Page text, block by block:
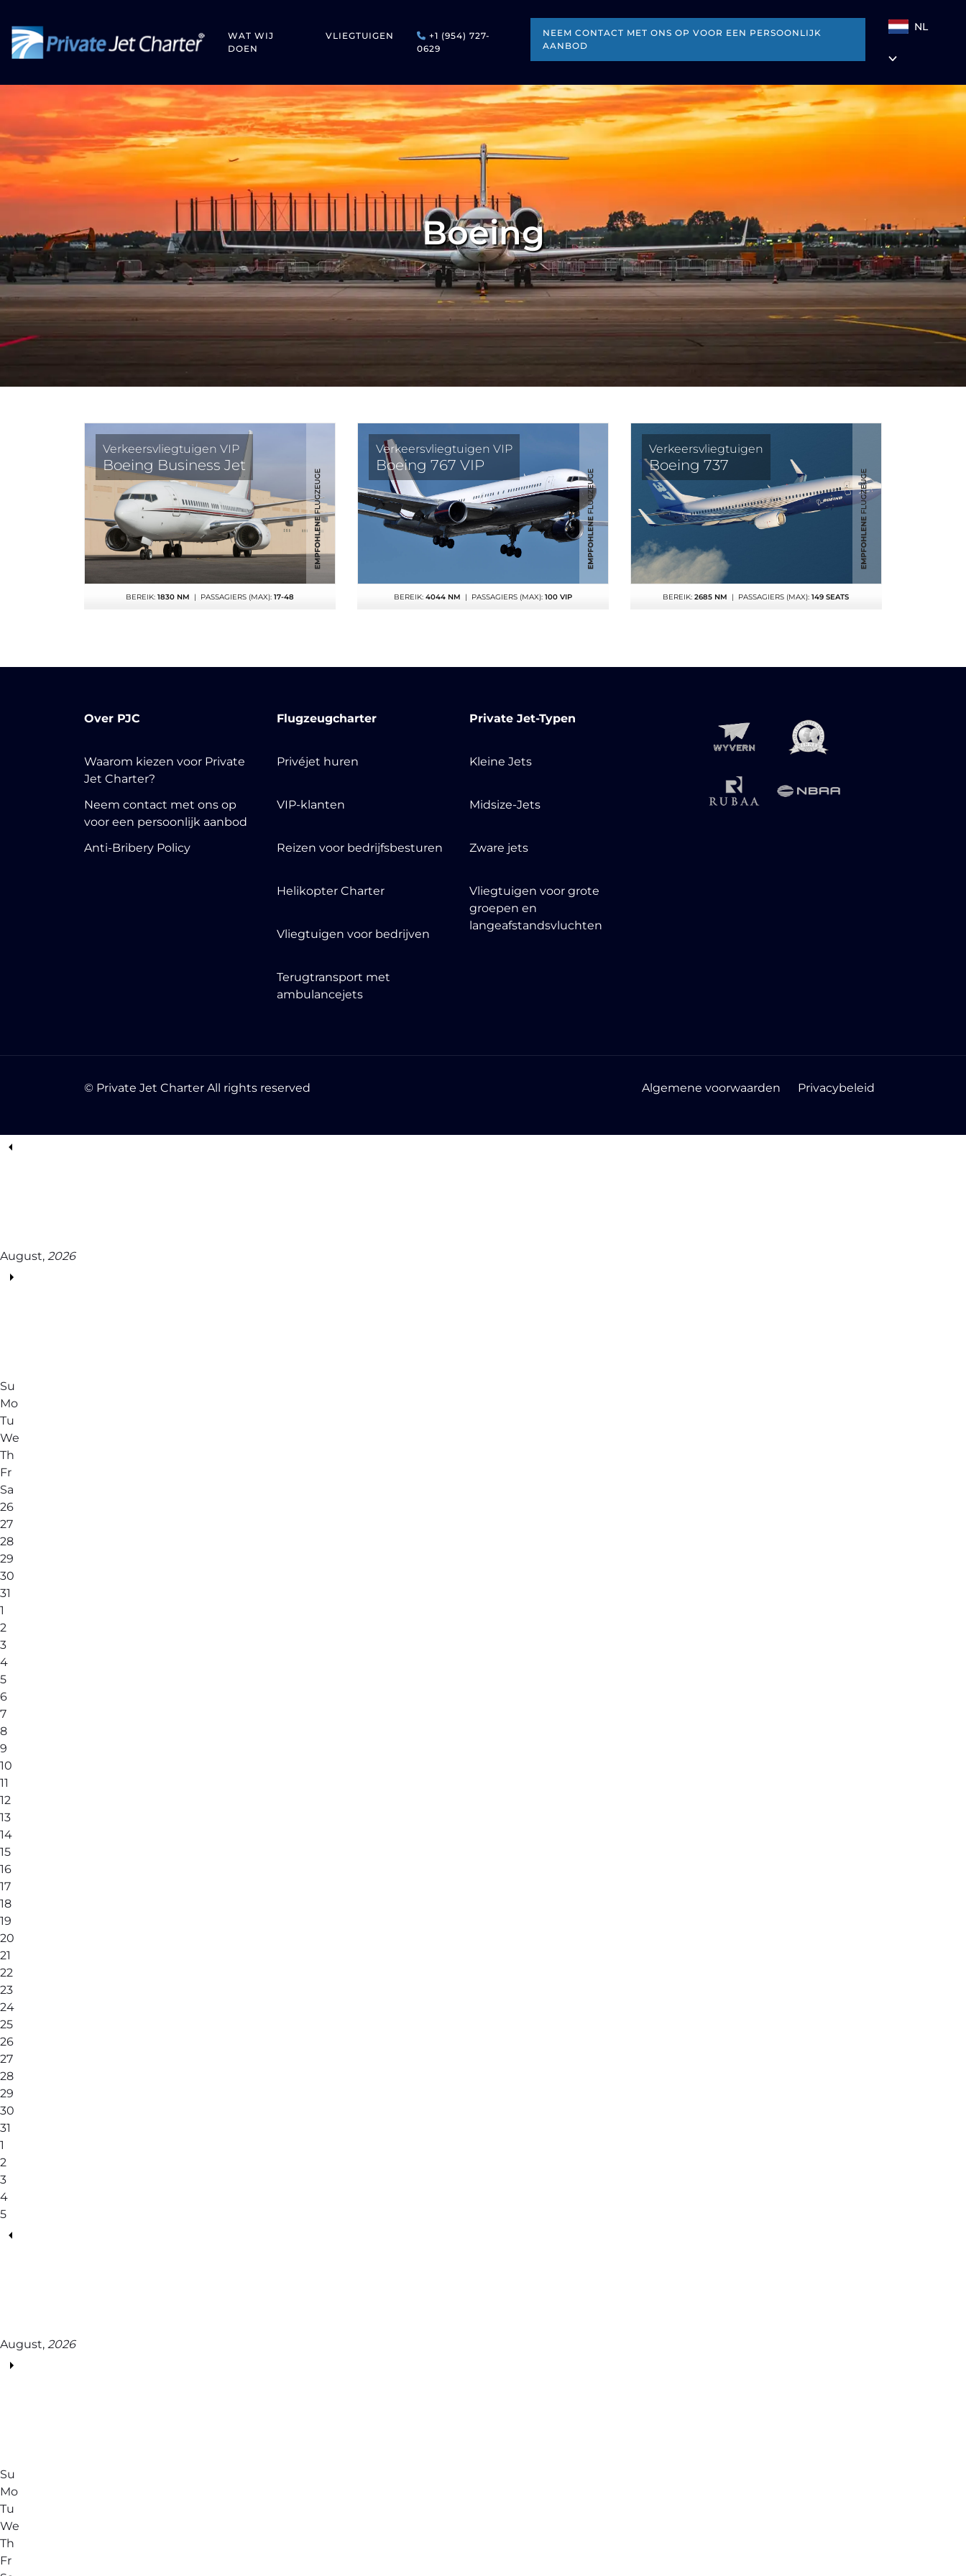
WAT WIJ
DOEN
VLIEGTUIGEN
+1 (954) 727-
0629
NEEM CONTACT MET ONS OP VOOR EEN PERSOONLIJK
AANBOD
NL
Boeing
Verkeersvliegtuigen VIP
Boeing Business Jet
BEREIK: 1830 NM | PASSAGIERS (MAX): 17-48
Verkeersvliegtuigen VIP
Boeing 767 VIP
BEREIK: 4044 NM | PASSAGIERS (MAX): 100 VIP
Verkeersvliegtuigen
Boeing 737
BEREIK:2685 NM | PASSAGIERS (MAX):149 SEATS
Over PJC
Waarom kiezen voor Private
Jet Charter?
Neem contact met ons op
voor een persoonlijk aanbod
Anti-Bribery Policy
Flugzeugcharter
Privéjet huren
VIP-klanten
Reizen voor bedrijfsbesturen
Helikopter Charter
Vliegtuigen voor bedrijven
Terugtransport met
ambulancejets
Private Jet-Typen
Kleine Jets
Midsize-Jets
Zware jets
Vliegtuigen voor grote
groepen en
langeafstandsvluchten
© Private Jet Charter All rights reserved Algemene voorwaarden Privacybeleid
August, 2026
Su
Mo
Tu
We
Th
Fr
Sa
26
27
28
29
30
31
1
2
3
4
5
6
7
8
9
10
11
12
13
14
15
16
17
18
19
20
21
22
23
24
25
26
27
28
29
30
31
1
2
3
4
5
August, 2026
Su
Mo
Tu
We
Th
Fr